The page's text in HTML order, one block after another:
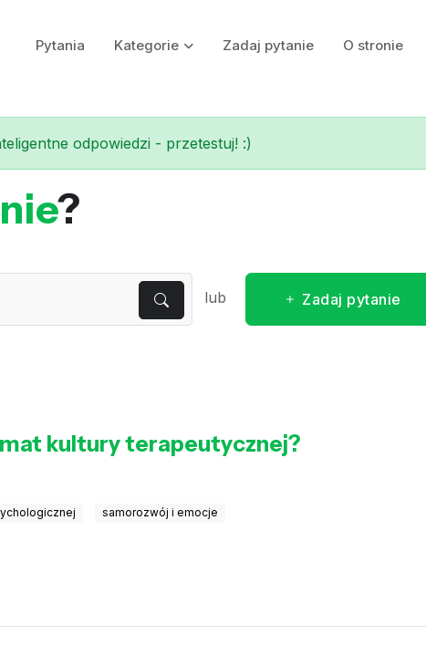
Pytania Kategorie Zadaj pytanie O stronie
odpowiedzi - przetestuj! :)
?
lub Zadaj pytanie
kultury terapeutycznej?
samorozwój i emocje